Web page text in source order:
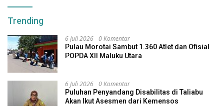
Trending
6 Juli 2026 0 Komentar
Pulau Morotai Sambut 1.360 Atlet dan Ofisial
POPDA XII Maluku Utara
6 Juli 2026 0 Komentar
Puluhan Penyandang Disabilitas di Taliabu
Akan Ikut Asesmen dari Kemensos